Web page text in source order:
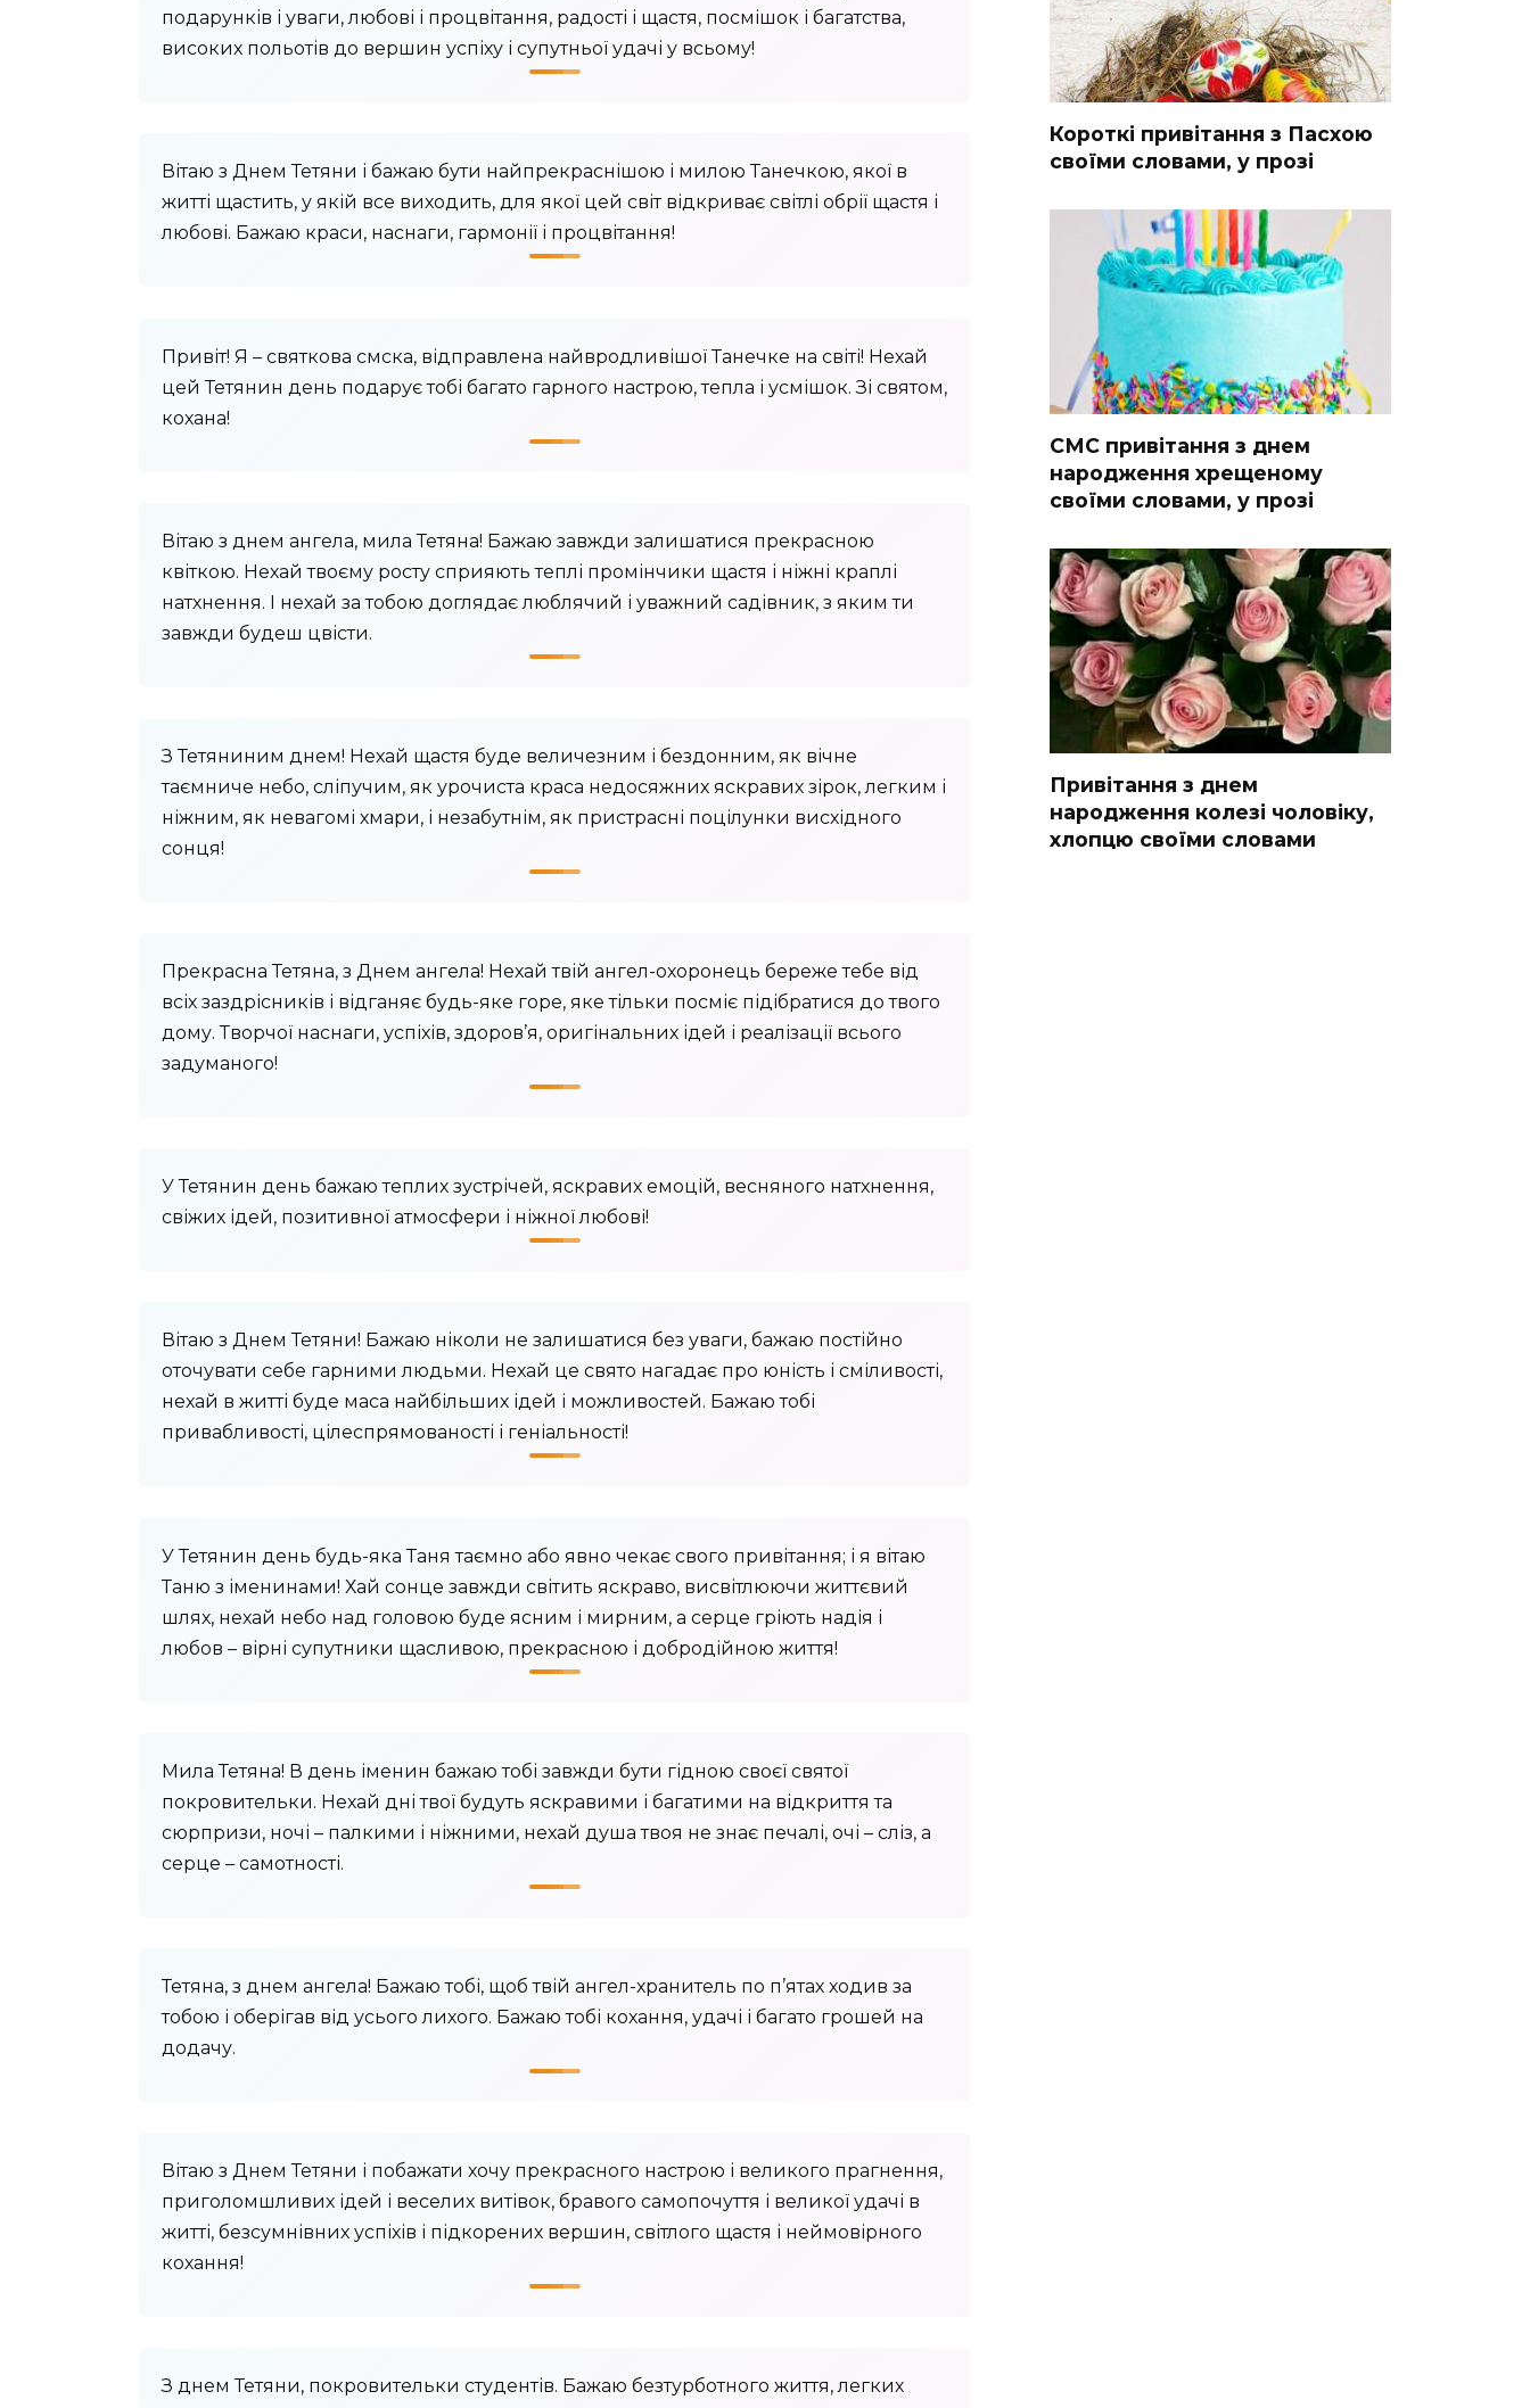
подарунків і уваги, любові і процвітання, радості і щастя, посмішок і багатства,
високих польотів до вершин успіху і супутньої удачі у всьому!
Вітаю з Днем Тетяни і бажаю бути найпрекраснішою і милою Танечкою, якої в
житті щастить, у якій все виходить, для якої цей світ відкриває світлі обрії щастя і
любові. Бажаю краси, наснаги, гармонії і процвітання!
Привіт! Я – святкова смска, відправлена ​​найвродливішої Танечке на світі! Нехай
цей Тетянин день подарує тобі багато гарного настрою, тепла і усмішок. Зі святом,
кохана!
Вітаю з днем ​​ангела, мила Тетяна! Бажаю завжди залишатися прекрасною
квіткою. Нехай твоєму росту сприяють теплі промінчики щастя і ніжні краплі
натхнення. І нехай за тобою доглядає люблячий і уважний садівник, з яким ти
завжди будеш цвісти.
З Тетяниним днем! Нехай щастя буде величезним і бездонним, як вічне
таємниче небо, сліпучим, як урочиста краса недосяжних яскравих зірок, легким і
ніжним, як невагомі хмари, і незабутнім, як пристрасні поцілунки висхідного
сонця!
Прекрасна Тетяна, з Днем ангела! Нехай твій ангел-охоронець береже тебе від
всіх заздрісників і відганяє будь-яке горе, яке тільки посміє підібратися до твого
дому. Творчої наснаги, успіхів, здоров’я, оригінальних ідей і реалізації всього
задуманого!
У Тетянин день бажаю теплих зустрічей, яскравих емоцій, весняного натхнення,
свіжих ідей, позитивної атмосфери і ніжної любові!
Вітаю з Днем Тетяни! Бажаю ніколи не залишатися без уваги, бажаю постійно
оточувати себе гарними людьми. Нехай це свято нагадає про юність і сміливості,
нехай в житті буде маса найбільших ідей і можливостей. Бажаю тобі
привабливості, цілеспрямованості і геніальності!
У Тетянин день будь-яка Таня таємно або явно чекає свого привітання; і я вітаю
Таню з іменинами! Хай сонце завжди світить яскраво, висвітлюючи життєвий
шлях, нехай небо над головою буде ясним і мирним, а серце гріють надія і
любов – вірні супутники щасливою, прекрасною і добродійною життя!
Мила Тетяна! В день іменин бажаю тобі завжди бути гідною своєї святої
покровительки. Нехай дні твої будуть яскравими і багатими на відкриття та
сюрпризи, ночі – палкими і ніжними, нехай душа твоя не знає печалі, очі – сліз, а
серце – самотності.
Тетяна, з днем ​​ангела! Бажаю тобі, щоб твій ангел-хранитель по п’ятах ходив за
тобою і оберігав від усього лихого. Бажаю тобі кохання, удачі і багато грошей на
додачу.
Вітаю з Днем Тетяни і побажати хочу прекрасного настрою і великого прагнення,
приголомшливих ідей і веселих витівок, бравого самопочуття і великої удачі в
житті, безсумнівних успіхів і підкорених вершин, світлого щастя і неймовірного
кохання!
З днем ​​Тетяни, покровительки студентів. Бажаю безтурботного життя, легких
Короткі привітання з Пасхою
своїми словами, у прозі
СМС привітання з днем
народження хрещеному
своїми словами, у прозі
Привітання з днем
народження колезі чоловіку,
хлопцю своїми словами